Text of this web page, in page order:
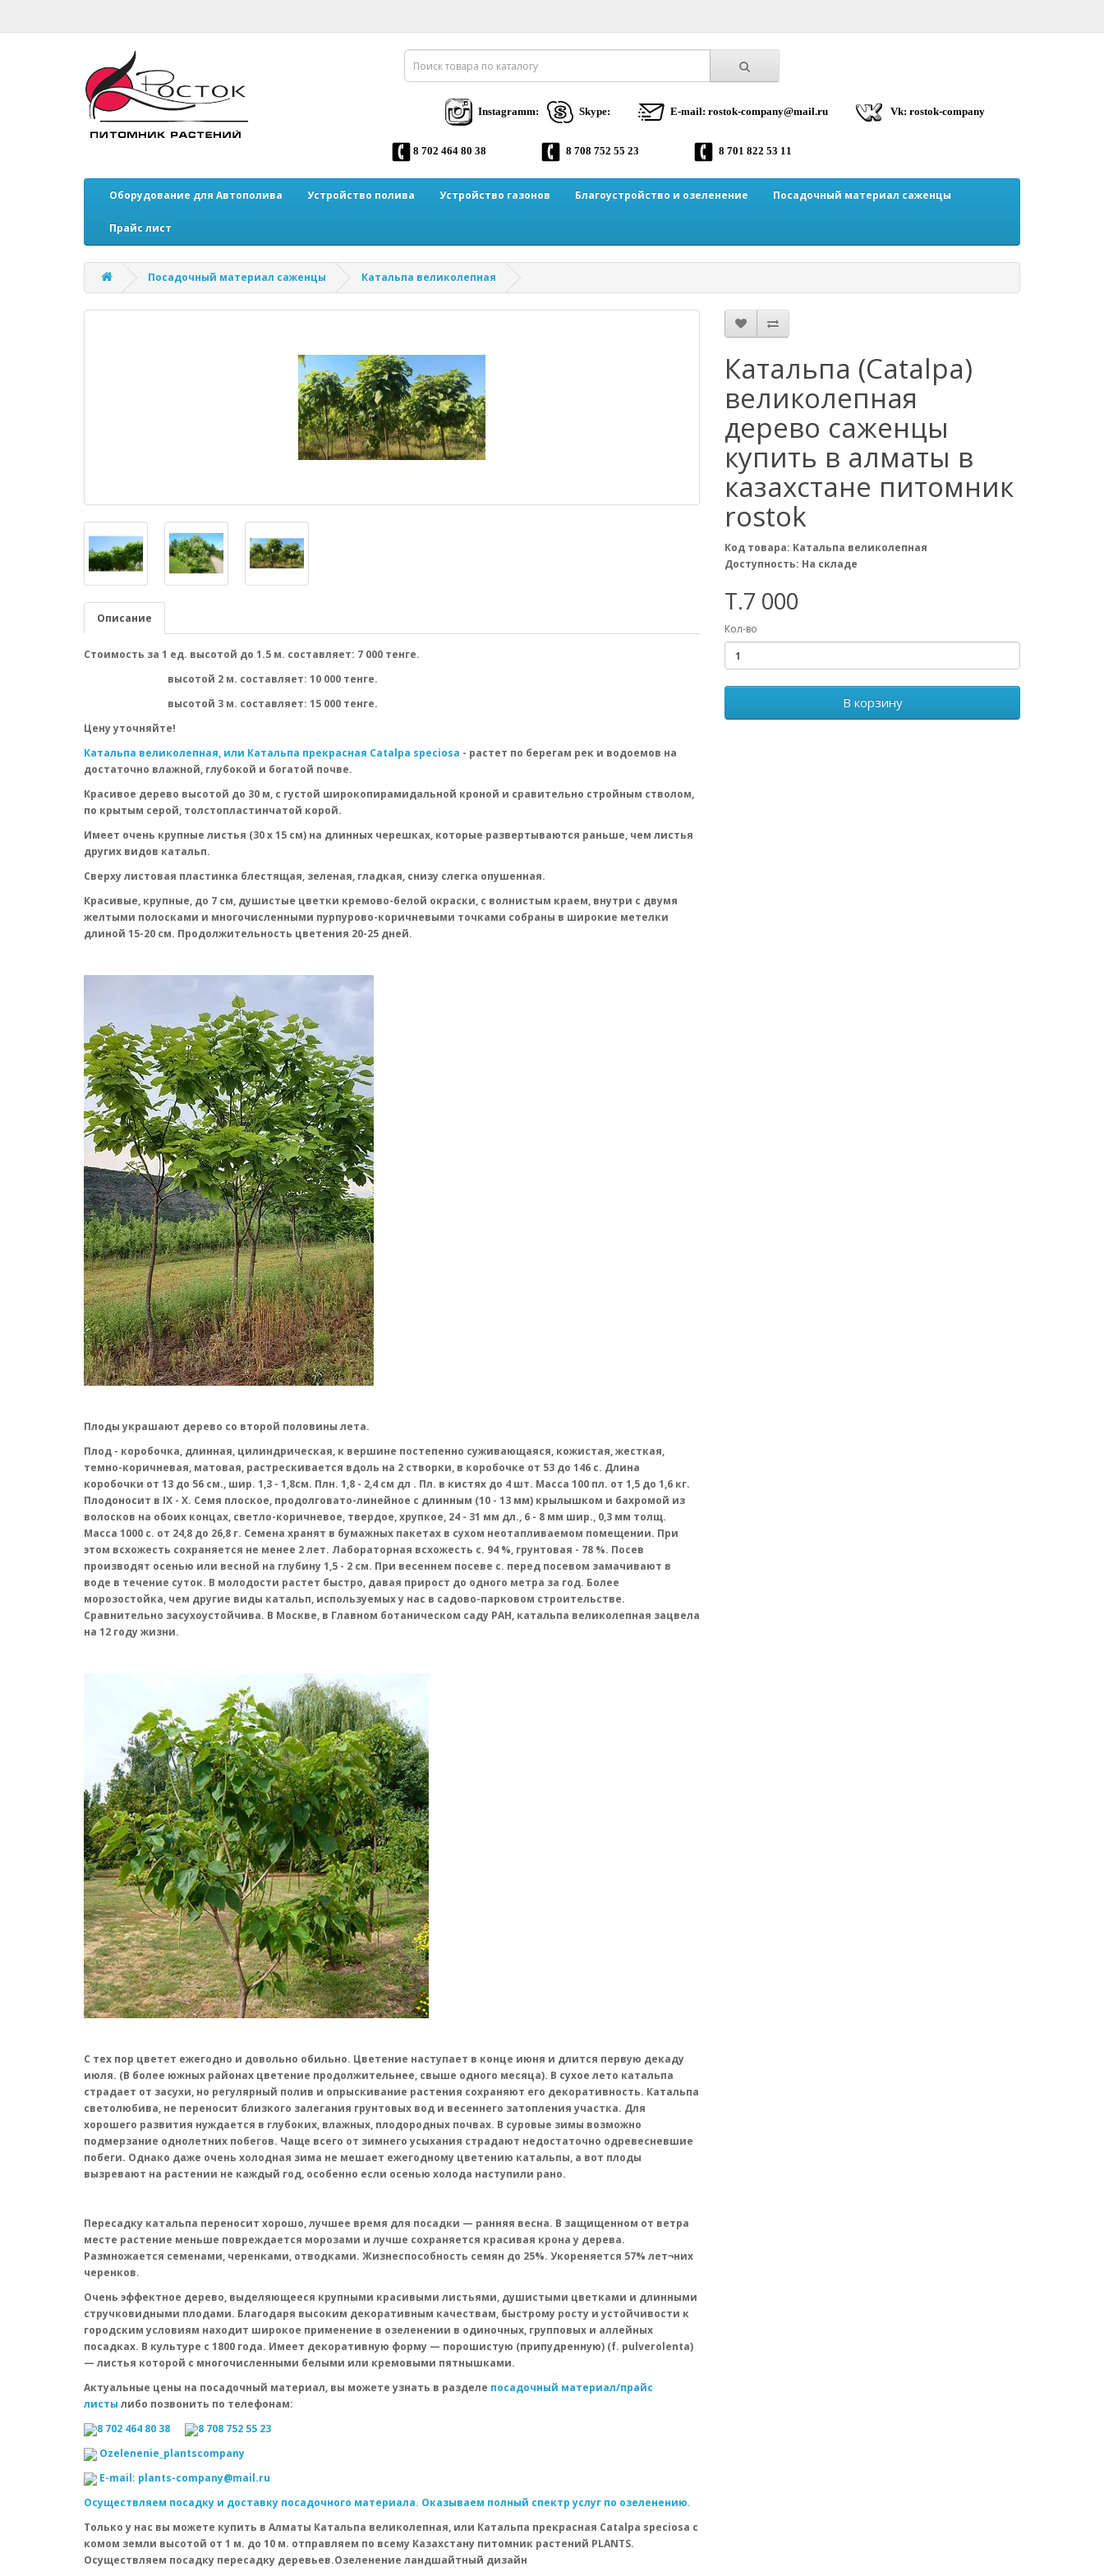
Instagramm: Skype: E-mail: rostok-company@mail.ru Vk: rostok-company
8 702 464 80 38 8 708 752 55 23 8 701 822 53 11
Оборудование для Автополива Устройство полива Устройство газонов Благоустройство и озеленение Посадочный материал саженцы
Прайс лист
Посадочный материал саженцы Катальпа великолепная
Описание
Стоимость за 1 ед. высотой до 1.5 м. составляет: 7 000 тенге.
высотой 2 м. составляет: 10 000 тенге.
высотой 3 м. составляет: 15 000 тенге.
Цену уточняйте!
Катальпа великолепная, или Катальпа прекрасная Catalpa speciosa - растет по берегам рек и водоемов на
достаточно влажной, глубокой и богатой почве.
Красивое дерево высотой до 30 м, с густой широкопирамидальной кроной и сравительно стройным стволом,
по крытым серой, толстопластинчатой корой.
Имеет очень крупные листья (30 х 15 см) на длинных черешках, которые развертываются раньше, чем листья
других видов катальп.
Сверху листовая пластинка блестящая, зеленая, гладкая, снизу слегка опушенная.
Красивые, крупные, до 7 см, душистые цветки кремово-белой окраски, с волнистым краем, внутри с двумя
желтыми полосками и многочисленными пурпурово-коричневыми точками собраны в широкие метелки
длиной 15-20 см. Продолжительность цветения 20-25 дней.
Плоды украшают дерево со второй половины лета.
Плод - коробочка, длинная, цилиндрическая, к вершине постепенно суживающаяся, кожистая, жесткая,
темно-коричневая, матовая, растрескивается вдоль на 2 створки, в коробочке от 53 до 146 с. Длина
коробочки от 13 до 56 см., шир. 1,3 - 1,8см. Плн. 1,8 - 2,4 см дл . Пл. в кистях до 4 шт. Масса 100 пл. от 1,5 до 1,6 кг.
Плодоносит в IX - X. Семя плоское, продолговато-линейное с длинным (10 - 13 мм) крылышком и бахромой из
волосков на обоих концах, светло-коричневое, твердое, хрупкое, 24 - 31 мм дл., 6 - 8 мм шир., 0,3 мм толщ.
Масса 1000 с. от 24,8 до 26,8 г. Семена хранят в бумажных пакетах в сухом неотапливаемом помещении. При
этом всхожесть сохраняется не менее 2 лет. Лабораторная всхожесть с. 94 %, грунтовая - 78 %. Посев
производят осенью или весной на глубину 1,5 - 2 см. При весеннем посеве с. перед посевом замачивают в
воде в течение суток. В молодости растет быстро, давая прирост до одного метра за год. Более
морозостойка, чем другие виды катальп, используемых у нас в садово-парковом строительстве.
Сравнительно засухоустойчива. В Москве, в Главном ботаническом саду РАН, катальпа великолепная зацвела
на 12 году жизни.
С тех пор цветет ежегодно и довольно обильно. Цветение наступает в конце июня и длится первую декаду
июля. (В более южных районах цветение продолжительнее, свыше одного месяца). В сухое лето катальпа
страдает от засухи, но регулярный полив и опрыскивание растения сохраняют его декоративность. Катальпа
светолюбива, не переносит близкого залегания грунтовых вод и весеннего затопления участка. Для
хорошего развития нуждается в глубоких, влажных, плодородных почвах. В суровые зимы возможно
подмерзание однолетних побегов. Чаще всего от зимнего усыхания страдают недостаточно одревесневшие
побеги. Однако даже очень холодная зима не мешает ежегодному цветению катальпы, а вот плоды
вызревают на растении не каждый год, особенно если осенью холода наступили рано.
Пересадку катальпа переносит хорошо, лучшее время для посадки — ранняя весна. В защищенном от ветра
месте растение меньше повреждается морозами и лучше сохраняется красивая крона у дерева.
Размножается семенами, черенками, отводками. Жизнеспособность семян до 25%. Укореняется 57% лет¬них
черенков.
Очень эффектное дерево, выделяющееся крупными красивыми листьями, душистыми цветками и длинными
стручковидными плодами. Благодаря высоким декоративным качествам, быстрому росту и устойчивости к
городским условиям находит широкое применение в озеленении в одиночных, групповых и аллейных
посадках. В культуре с 1800 года. Имеет декоративную форму — порошистую (припудренную) (f. pulverolenta)
— листья которой с многочисленными белыми или кремовыми пятнышками.
Актуальные цены на посадочный материал, вы можете узнать в разделе посадочный материал/прайс
листы либо позвонить по телефонам:
8 702 464 80 38
8 708 752 55 23
Оzelenenie_plantscompany
E-mail: plants-company@mail.ru
Осуществляем посадку и доставку посадочного материала. Оказываем полный спектр услуг по озеленению.
Только у нас вы можете купить в Алматы Катальпа великолепная, или Катальпа прекрасная Catalpa speciosa с
комом земли высотой от 1 м. до 10 м. отправляем по всему Казахстану питомник растений PLANTS.
Осуществляем посадку пересадку деревьев.Озеленение ландшайтный дизайн
Катальпа (Catalpa)
великолепная
дерево саженцы
купить в алматы в
казахстане питомник
rostok
Код товара: Катальпа великолепная
Доступность: На складе
T.7 000
Кол-во
В корзину